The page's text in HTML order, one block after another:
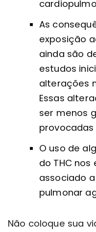
As
exposição
ainda são
estudos
alterações
Essas
ser menos
O uso de
do THC
associado
pulmonar
Não coloque sua